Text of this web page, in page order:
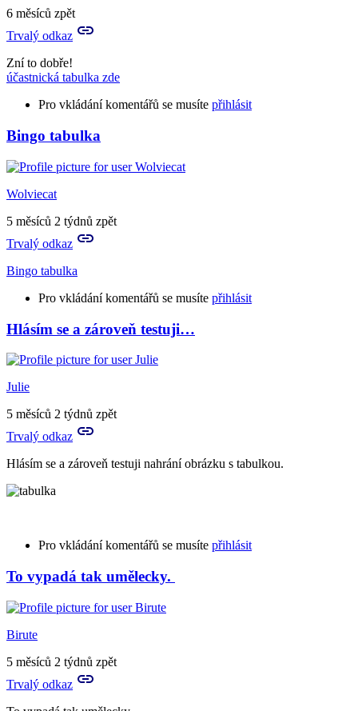
6 měsíců zpět
Trvalý odkaz
Zní to dobře!
účastnická tabulka zde
Pro vkládání komentářů se musíte přihlásit
Bingo tabulka
Wolviecat
5 měsíců 2 týdnů zpět
Trvalý odkaz
Bingo tabulka
Pro vkládání komentářů se musíte přihlásit
Hlásím se a zároveň testuji…
Julie
5 měsíců 2 týdnů zpět
Trvalý odkaz
Hlásím se a zároveň testuji nahrání obrázku s tabulkou.
Pro vkládání komentářů se musíte přihlásit
To vypadá tak umělecky.
Birute
5 měsíců 2 týdnů zpět
Trvalý odkaz